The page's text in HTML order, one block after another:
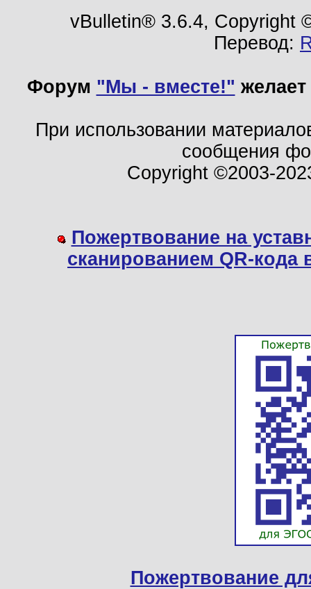
vBulletin® 3.6.4, Copyright
Перевод:
Форум "Мы - вместе!"
При использовании
сообщения
Copyright ©2003-
Пожертвование на
сканированием QR-
Пожертвование